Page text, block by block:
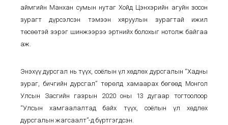
аймгийн Манхан сумын нутаг Хойд Цэнхэрийн агуйн зосон
зурагт дүрсэлсэн тэмээн хяруулын зурагтай ижил
төсөөтэй зэрэг шинжээрээ эртнийх болохыг нотолж байгаа
аж.
Энэхүү дурсгал нь түүх, соёлын үл хөдлөх дурсгалын “Хадны
зураг, бичгийн дурсгал” төрөлд хамаарах бөгөөд Монгол
Улсын Засгийн газрын 2020 оны 13 дугаар тогтоолоор
“Улсын хамгаалалтад байх түүх, соёлын үл хөдлөх
дурсгалын жагсаалт”-д бүртгэгдсэн.